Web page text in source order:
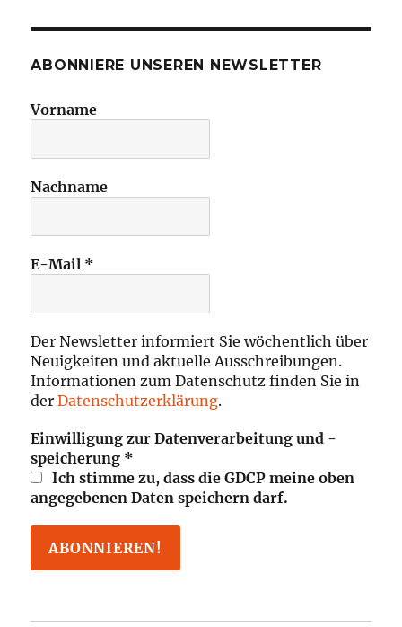
ABONNIERE UNSEREN NEWSLETTER
Vorname
Nachname
E-Mail *
Der Newsletter informiert Sie wöchentlich über
Neuigkeiten und aktuelle Ausschreibungen.
Informationen zum Datenschutz finden Sie in
derDatenschutzerklärung.
Einwilligung zur Datenverarbeitung und -
speicherung *
Ich stimme zu, dass die GDCP meine oben
angegebenen Daten speichern darf.